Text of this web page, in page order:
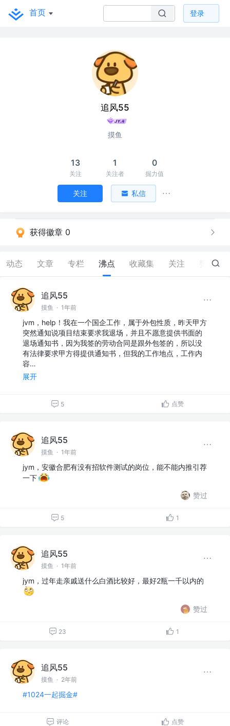
首页 登录
追风55
摸鱼
13
关注
1
关注者
0
掘力值
关注 私信
获得徽章 0
动态 文章 专栏 沸点 收藏集 关注 76
追风55
摸鱼 · 1年前
jvm，help！我在一个国企工作，属于外包性质，昨天甲方
突然通知说项目结束要求我退场，并且不愿意提供书面的
退场通知书，因为我签的劳动合同是跟外包签的，所以没
有法律要求甲方得提供通知书，但我的工作地点，工作内
容…
展开
5 点赞
追风55
摸鱼 · 1年前
jym，安徽合肥有没有招软件测试的岗位，能不能内推引荐
一下
赞过
5 1
追风55
摸鱼 · 1年前
jym，过年走亲戚送什么白酒比较好，最好2瓶一千以内的
赞过
23 1
追风55
摸鱼 · 2年前
#1024一起掘金#
评论 点赞